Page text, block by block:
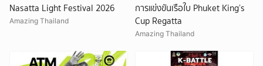
Nasatta Light Festival 2026
Amazing Thailand
การแข่งขันเรือใบ Phuket King’s
Cup Regatta
Amazing Thailand